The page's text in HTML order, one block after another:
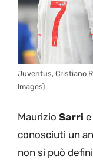
Juventus, Cristiano
Images)
Maurizio Sarri e
conosciuti un
non si può